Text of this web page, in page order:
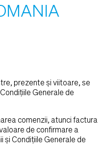
prezente şi viitoare, se
Generale de
comenzii, atunci factura
de confirmare a
şi Condiţiile Generale de